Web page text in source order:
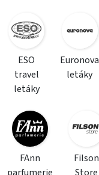
ESO
travel
letáky
Euronova
letáky
FAnn
parfumerie
Filson
Store